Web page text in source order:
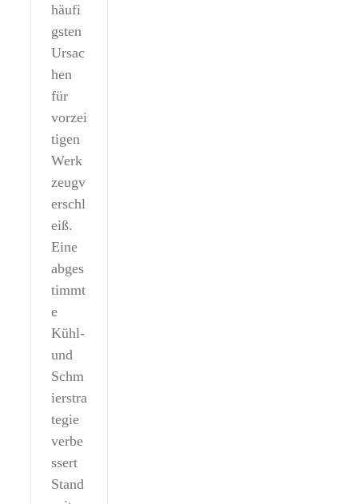
häufi
gsten
Ursac
hen
für
vorzei
tigen
Werk
zeugv
erschl
eiß.
Eine
abges
timmt
e
Kühl-
und
Schm
ierstra
tegie
verbe
ssert
Stand